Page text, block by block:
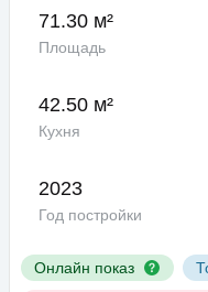
Онлайн показ
71.30 м²
Площадь
42.50 м²
Кухня
2023
Год постройки